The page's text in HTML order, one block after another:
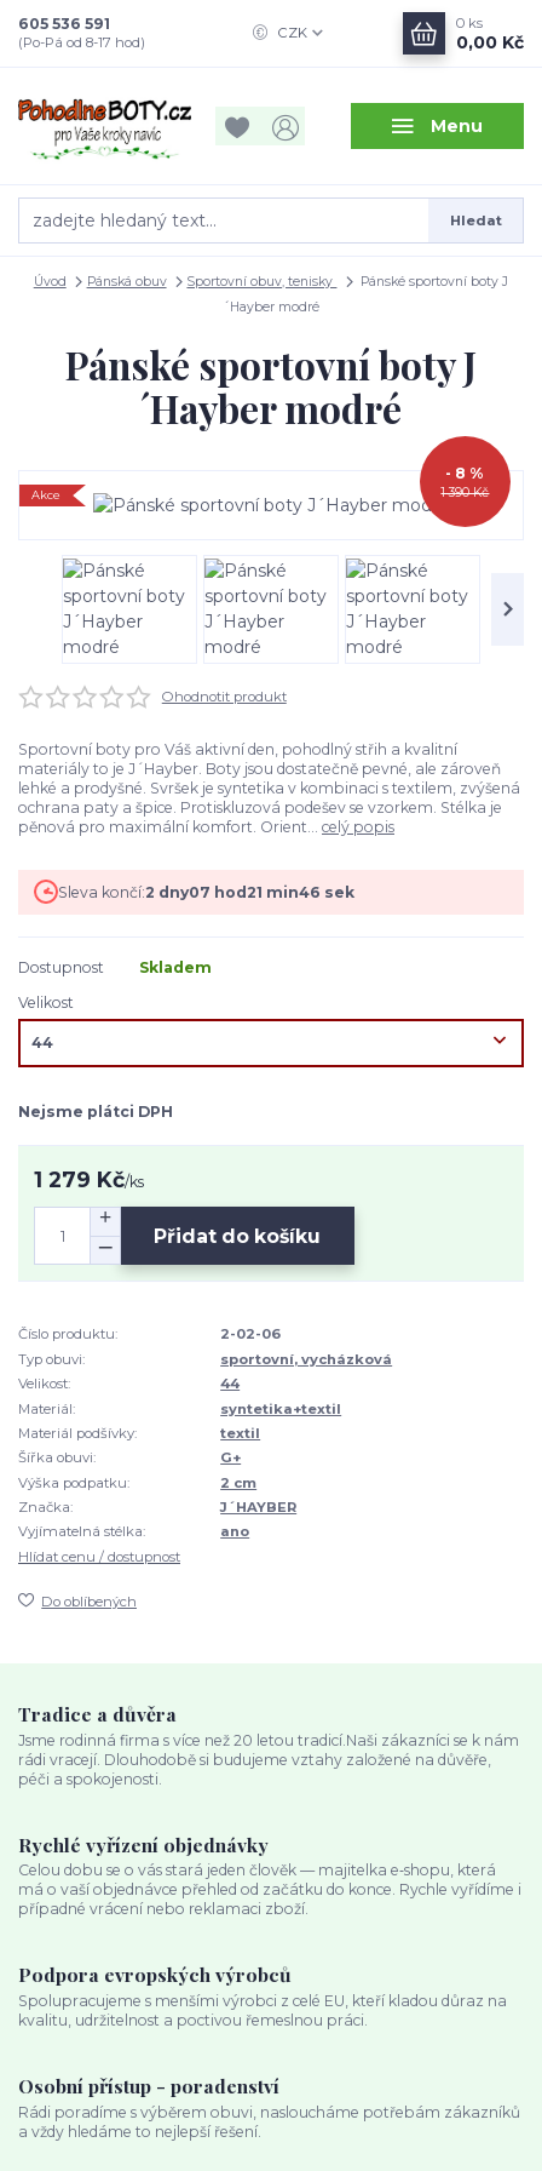
Menu
CZK
Hledat
605 536 591
(Po-Pá od 8-17 hod)
0 ks
0,00 Kč
Úvod Pánská obuv Sportovní obuv, tenisky
Pánské sportovní boty J
´Hayber modré
Pánské sportovní boty J
´Hayber modré
Akce 1 390 Kč
- 8 %
Ohodnotit produkt
Sportovní boty pro Váš aktivní den, pohodlný střih a kvalitní
materiály to je J´Hayber. Boty jsou dostatečně pevné, ale zároveň
lehké a prodyšné. Svršek je syntetika v kombinaci s textilem, zvýšená
ochrana paty a špice. Protiskluzová podešev se vzorkem. Stélka je
pěnová pro maximální komfort. Orient... celý popis
Sleva končí:2 dny07 hod21 min45sek
Dostupnost
Skladem
Velikost
Nejsme plátci DPH
1 279 Kč/ks
Přidat do košíku
Číslo produktu:
2-02-06
Typ obuvi:
sportovní, vycházková
Velikost:
44
Materiál:
syntetika+textil
Materiál podšívky:
textil
Šířka obuvi:
G+
Výška podpatku:
2 cm
Značka:
J´HAYBER
Vyjímatelná stélka:
ano
Hlídat cenu / dostupnost
Do oblíbených
Tradice a důvěra
Jsme rodinná firma s více než 20 letou tradicí.Naši zákazníci se k nám
rádi vracejí. Dlouhodobě si budujeme vztahy založené na důvěře,
péči a spokojenosti.
Rychlé vyřízení objednávky
Celou dobu se o vás stará jeden člověk — majitelka e‑shopu, která
má o vaší objednávce přehled od začátku do konce. Rychle vyřídíme i
případné vrácení nebo reklamaci zboží.
Podpora evropských výrobců
Spolupracujeme s menšími výrobci z celé EU, kteří kladou důraz na
kvalitu, udržitelnost a poctivou řemeslnou práci.
Osobní přístup - poradenství
Rádi poradíme s výběrem obuvi, nasloucháme potřebám zákazníků
a vždy hledáme to nejlepší řešení.